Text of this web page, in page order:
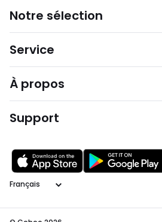
Notre sélection
Service
À propos
Support
Langage